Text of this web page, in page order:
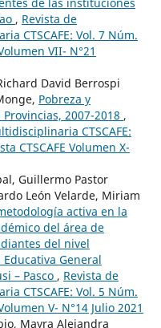
de las instituciones
, Revista de
CTSCAFE: Vol. 7 Núm.
VII- N°21
David Berrospi
Pobreza y
2007-2018 ,
CTSCAFE:
CTSCAFE Volumen X-
Guillermo Pastor
León Velarde, Miriam
activa en la
del área de
del nivel
General
– Pasco , Revista de
CTSCAFE: Vol. 5 Núm.
V- N°14 Julio 2021
Mayra Alejandra